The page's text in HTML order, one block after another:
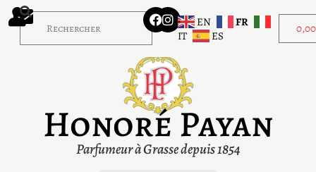
0,00
EN
FR
IT
ES
Honoré Payan
Parfumeur à Grasse depuis 1854